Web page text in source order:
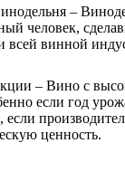
–
человек,
всей винной
– Вино с
если год
если
ценность.